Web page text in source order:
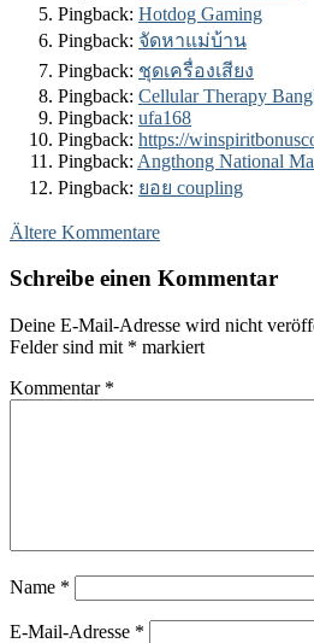
Pingback: Hotdog Gaming
Pingback: จัดหาแม่บ้าน
Pingback: ชุดเครื่องเสียง
Pingback: Cellular Therapy
Pingback: ufa168
Pingback: https://
Pingback: Angthong National
Pingback: ยอย coupling
Kommentar-
Navigation
Ältere Kommentare
Schreibe einen Kommentar
Deine E-Mail-Adresse wird nicht
Felder sind mit * markiert
Kommentar *
Name *
E-Mail-Adresse *